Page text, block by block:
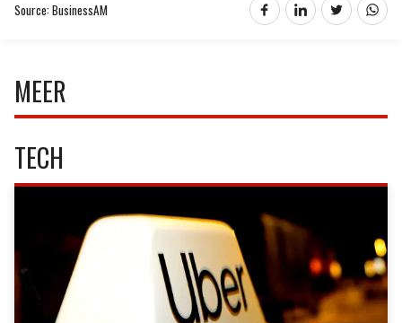
Source: BusinessAM
MEER
TECH